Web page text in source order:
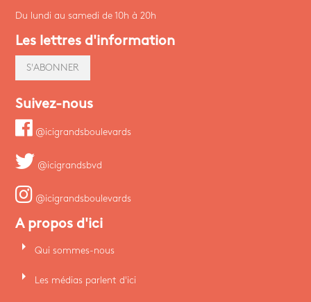
Du lundi au samedi de 10h à 20h
Les lettres d'information
S'ABONNER
Suivez-nous
@icigrandsboulevards
@icigrandsbvd
@icigrandsboulevards
A propos d'ici
arrow_right Qui sommes-nous
arrow_right Les médias parlent d'ici